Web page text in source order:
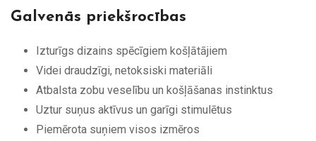
Galvenās priekšrocības
Izturīgs dizains spēcīgiem košļātājiem
Videi draudzīgi, netoksiski materiāli
Atbalsta zobu veselību un košļāšanas instinktus
Uztur suņus aktīvus un garīgi stimulētus
Piemērota suņiem visos izmēros